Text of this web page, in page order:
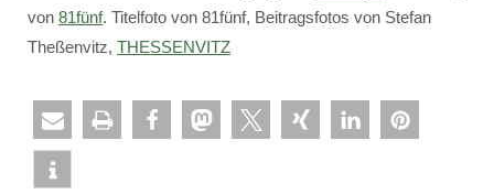
von 81fünf. Titelfoto von 81fünf, Beitragsfotos von Stefan
Theßenvitz, THESSENVITZ